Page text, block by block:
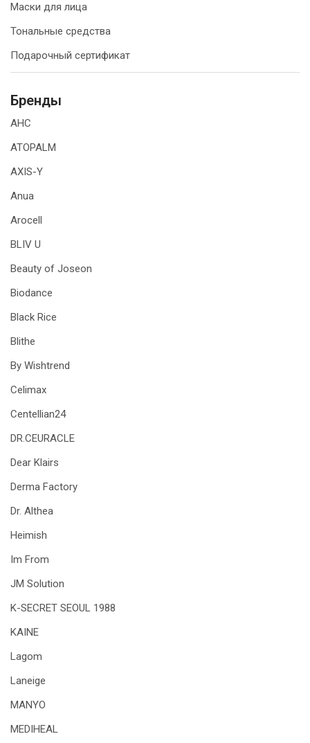
Маски для лица
Тональные средства
Подарочный сертификат
Бренды
AHC
ATOPALM
AXIS-Y
Anua
Arocell
BLIV U
Beauty of Joseon
Biodance
Black Rice
Blithe
By Wishtrend
Celimax
Centellian24
DR.CEURACLE
Dear Klairs
Derma Factory
Dr. Althea
Heimish
Im From
JM Solution
K-SECRET SEOUL 1988
KAINE
Lagom
Laneige
MANYO
MEDIHEAL